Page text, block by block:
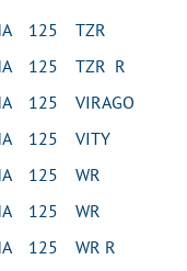
125 TZR
125 TZR R
125 VIRAGO
125 VITY
125 WR
125 WR
125 WR R